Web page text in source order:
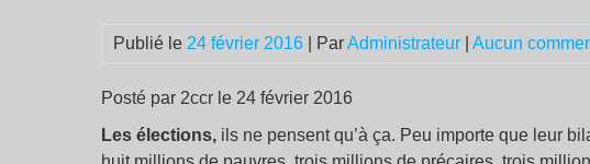
Publié le 24 février 2016 | ParAdministrateur Aucun
Posté par 2ccr le 24 février 2016
Les élections, ils ne pensent qu’à ça. Peu importe que leur